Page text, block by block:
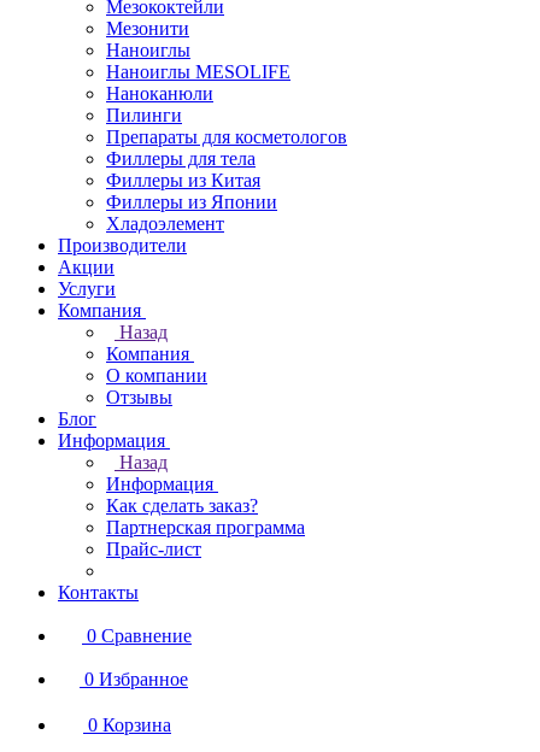
Мезококтейли
Мезонити
Наноиглы
Наноиглы MESOLIFE
Наноканюли
Пилинги
Препараты для косметологов
Филлеры для тела
Филлеры из Китая
Филлеры из Японии
Хладоэлемент
Производители
Акции
Услуги
Компания
Назад
Компания
О компании
Отзывы
Блог
Информация
Назад
Информация
Как сделать заказ?
Партнерская программа
Прайс-лист
Контакты
0 Сравнение
0 Избранное
0 Корзина